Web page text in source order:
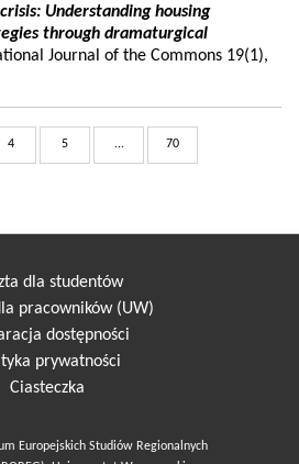
Understanding housing
through dramaturgical
Journal of the Commons 19(1),
4 5 ... 70
dla studentów
pracowników (UW)
dostępności
prywatności
Ciasteczka
Europejskich Studiów Regionalnych